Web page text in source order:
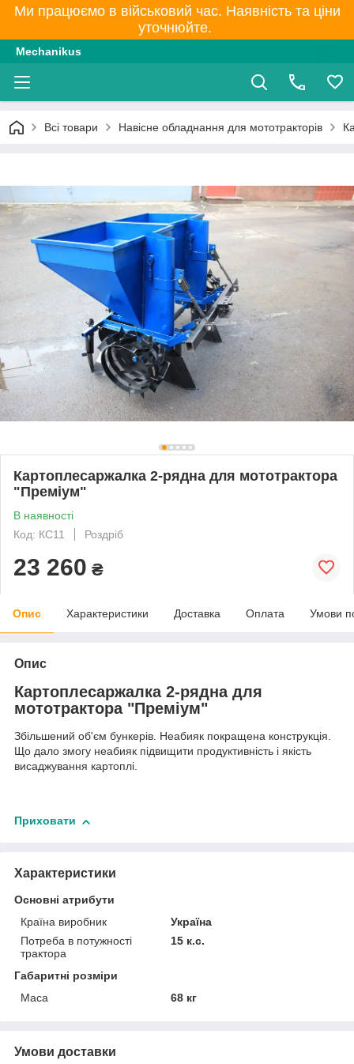
Ми працюємо в військовий час. Наявність та ціни
уточнюйте.
Mechanikus
Всі товари Навісне обладнання для мототракторів
Картоплесаржалка 2-рядна для мототрактора
"Преміум"
В наявності
Код: КС11
Роздріб
23 260 ₴
Опис Характеристики Доставка Оплата Умови
Опис
Картоплесаржалка 2-рядна для
мототрактора "Преміум"
Збільшений об'єм бункерів. Неабияк покращена конструкція.
Що дало змогу неабияк підвищити продуктивність і якість
висаджування картоплі.
Приховати
Характеристики
Основні атрибути
Країна виробник
Україна
Потреба в потужності
трактора
15 к.с.
Габаритні розміри
Маса
68 кг
Умови доставки